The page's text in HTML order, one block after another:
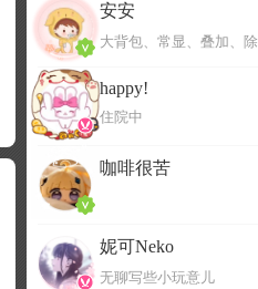
安安
happy!
住院中
咖啡很苦
妮可Neko
无聊写些小玩意儿